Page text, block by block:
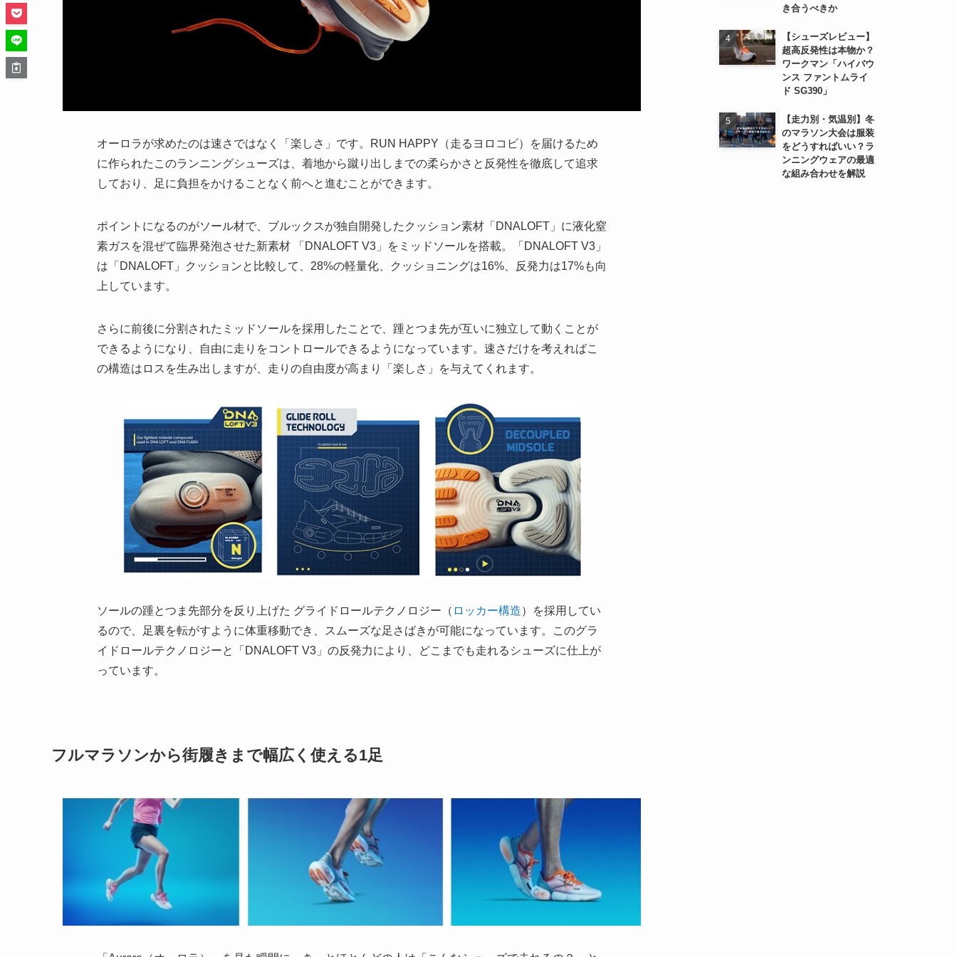
オーロラが求めたのは速さではなく「楽しさ」です。RUN HAPPY（走るヨロコビ）を届けるため
に作られたこのランニングシューズは、着地から蹴り出しまでの柔らかさと反発性を徹底して追求
しており、足に負担をかけることなく前へと進むことができます。
ポイントになるのがソール材で、ブルックスが独自開発したクッション素材「DNALOFT」に液化窒
素ガスを混ぜて臨界発泡させた新素材 「DNALOFT V3」をミッドソールを搭載。「DNALOFT V3」
は「DNALOFT」クッションと比較して、28%の軽量化、クッショニングは16%、反発力は17%も向
上しています。
さらに前後に分割されたミッドソールを採用したことで、踵とつま先が互いに独立して動くことが
できるようになり、自由に走りをコントロールできるようになっています。速さだけを考えればこ
の構造はロスを生み出しますが、走りの自由度が高まり「楽しさ」を与えてくれます。
ソールの踵とつま先部分を反り上げた グライドロールテクノロジー（ ロッカー構造）を採用してい
るので、足裏を転がすように体重移動でき、スムーズな足さばきが可能になっています。このグラ
イドロールテクノロジーと「DNALOFT V3」の反発力により、どこまでも走れるシューズに仕上が
っています。
フルマラソンから街履きまで幅広く使える1足
き合うべきか
【シューズレビュー】
超高反発性は本物か？
ワークマン「ハイバウ
ンス ファントムライ
ド SG390」
【走力別・気温別】冬
のマラソン大会は服装
をどうすればいい？ラ
ンニングウェアの最適
な組み合わせを解説